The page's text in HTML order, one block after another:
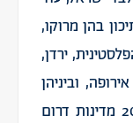
בהן מרוקו,
ירדן,
וביניהן
אוקראינה ובלארוס. בשנים 2018-2020 מדינות דרום